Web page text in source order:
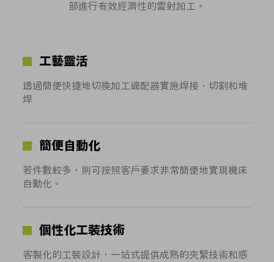
部進行有效經濟性的雷射加工。
工藝靈活
透過簡便快捷地切換加工適配器實施焊接、切割和堆
焊
簡便自動化
若件數較多，則可按照客戶要求非常簡便地實現機床
自動化。
個性化工裝技術
客製化的工裝設計，一站式提供成熟的夾緊技術和感